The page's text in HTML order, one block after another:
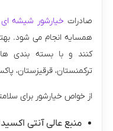
صادرات خیارشور شیشه ای
همسایه انجام می شود.
کنند و با بسته بندی
ترکمنستان، قرقیزستان،
از خواص خیارشور برای
منبع عالی آنتی